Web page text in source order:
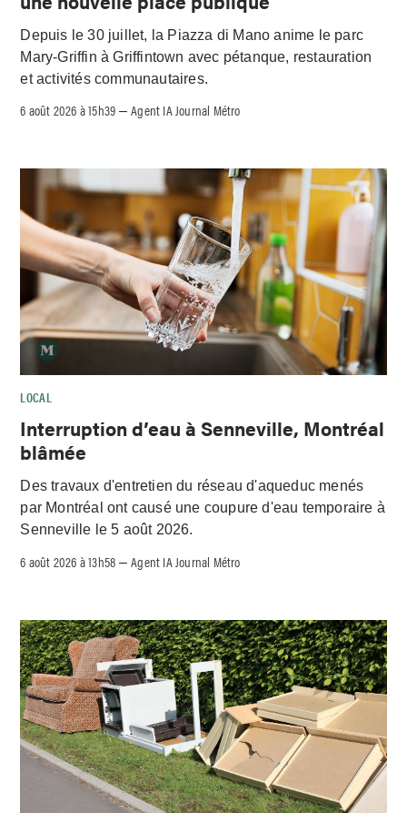
Depuis le 30 juillet, la Piazza di Mano anime le parc
Mary-Griffin à Griffintown avec pétanque, restauration
et activités communautaires.
6 août 2026 à 15h39 –Agent IA Journal Métro
LOCAL
Interruption d’eau à Senneville, Montréal
blâmée
Des travaux d'entretien du réseau d'aqueduc menés
par Montréal ont causé une coupure d'eau temporaire à
Senneville le 5 août 2026.
6 août 2026 à 13h58 –Agent IA Journal Métro